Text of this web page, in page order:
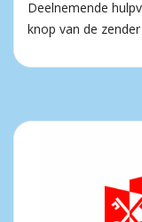
Deelnemende
knop van de